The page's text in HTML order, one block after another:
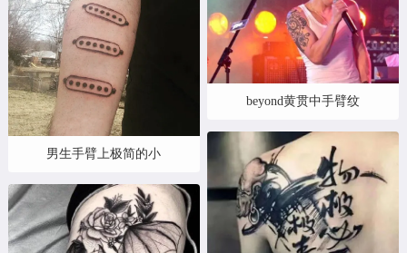
男生手臂上极简的小
beyond黄贯中手臂纹